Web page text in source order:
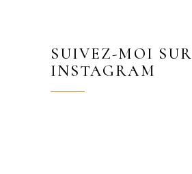
SUIVEZ-MOI SUR
INSTAGRAM